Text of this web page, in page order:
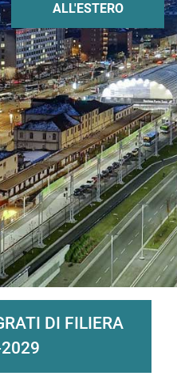
ALL'ESTERO
DI FILIERA